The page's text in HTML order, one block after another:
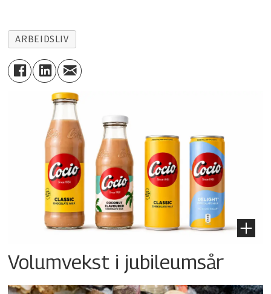
ARBEIDSLIV
Volumvekst i jubileumsår